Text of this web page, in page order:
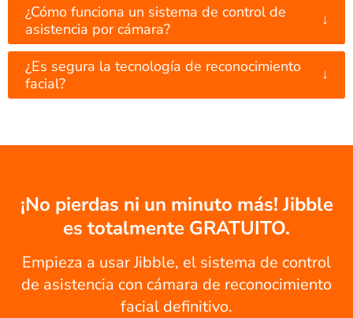
¿Cómo funciona un sistema de control de
asistencia por cámara?
↓
¿Es segura la tecnología de reconocimiento
facial?
↓
¡No pierdas ni un minuto más! Jibble
es totalmente GRATUITO.
Empieza a usar Jibble, el sistema de control
de asistencia con cámara de reconocimiento
facial definitivo.